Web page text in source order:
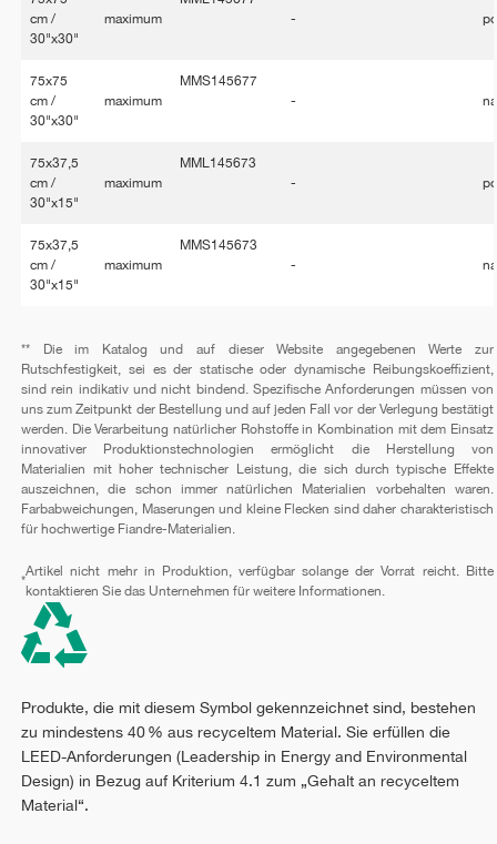
cm /
30"x30"
maximum
-
75x75
cm /
30"x30"
maximum
MMS145677
-
75x37,5
cm /
30"x15"
maximum
MML145673
-
75x37,5
cm /
30"x15"
maximum
MMS145673
-
** Die im Katalog und auf dieser Website angegebenen Werte zur
Rutschfestigkeit, sei es der statische oder dynamische Reibungskoeffizient,
sind rein indikativ und nicht bindend. Spezifische Anforderungen müssen von
uns zum Zeitpunkt der Bestellung und auf jeden Fall vor der Verlegung bestätigt
werden. Die Verarbeitung natürlicher Rohstoffe in Kombination mit dem Einsatz
innovativer Produktionstechnologien ermöglicht die Herstellung von
Materialien mit hoher technischer Leistung, die sich durch typische Effekte
auszeichnen, die schon immer natürlichen Materialien vorbehalten waren.
Farbabweichungen, Maserungen und kleine Flecken sind daher charakteristisch
für hochwertige Fiandre-Materialien.
*
Artikel nicht mehr in Produktion, verfügbar solange der Vorrat reicht. Bitte
kontaktieren Sie das Unternehmen für weitere Informationen.
Produkte, die mit diesem Symbol gekennzeichnet sind, bestehen
zu mindestens 40 % aus recyceltem Material. Sie erfüllen die
LEED-Anforderungen (Leadership in Energy and Environmental
Design) in Bezug auf Kriterium 4.1 zum „Gehalt an recyceltem
Material“.